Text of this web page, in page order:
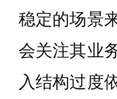
稳定的场景
会关注其业
入结构过度